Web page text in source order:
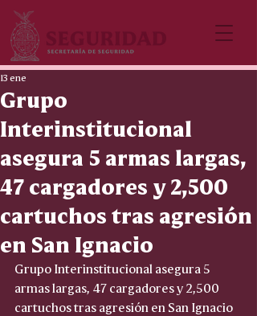
Grupo
Interinstitucional
asegura 5 armas largas,
47 cargadores y 2,500
cartuchos tras agresión
en San Ignacio
13 ene
Grupo Interinstitucional asegura 5
armas largas, 47 cargadores y 2,500
cartuchos tras agresión en San Ignacio